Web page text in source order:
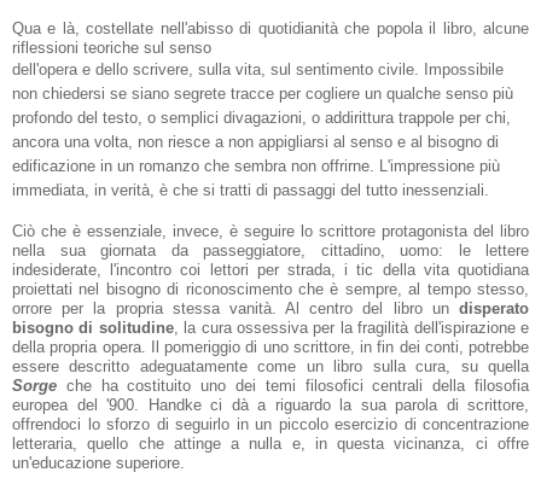
Qua e là, costellate nell'abisso di quotidianità che popola il libro, alcune
riflessioni teoriche sul senso
dell'opera e dello scrivere, sulla vita, sul sentimento civile. Impossibile
non chiedersi se siano segrete tracce per cogliere un qualche senso più
profondo del testo, o semplici divagazioni, o addirittura trappole per chi,
ancora una volta, non riesce a non appigliarsi al senso e al bisogno di
edificazione in un romanzo che sembra non offrirne. L'impressione più
immediata, in verità, è che si tratti di passaggi del tutto inessenziali.
Ciò che è essenziale, invece, è seguire lo scrittore protagonista del libro
nella sua giornata da passeggiatore, cittadino, uomo: le lettere
indesiderate, l'incontro coi lettori per strada, i tic della vita quotidiana
proiettati nel bisogno di riconoscimento che è sempre, al tempo stesso,
orrore per la propria stessa vanità. Al centro del libro un disperato
bisogno di solitudine, la cura ossessiva per la fragilità dell'ispirazione e
della propria opera. Il pomeriggio di uno scrittore, in fin dei conti, potrebbe
essere descritto adeguatamente come un libro sulla cura, su quella
Sorge che ha costituito uno dei temi filosofici centrali della filosofia
europea del '900. Handke ci dà a riguardo la sua parola di scrittore,
offrendoci lo sforzo di seguirlo in un piccolo esercizio di concentrazione
letteraria, quello che attinge a nulla e, in questa vicinanza, ci offre
un'educazione superiore.